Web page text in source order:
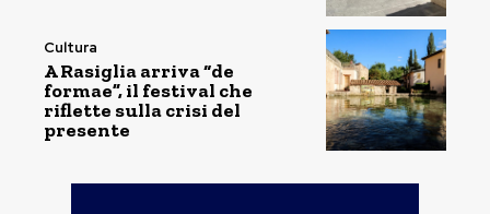
Cultura
A Rasiglia arriva “de
formae”, il festival che
riflette sulla crisi del
presente